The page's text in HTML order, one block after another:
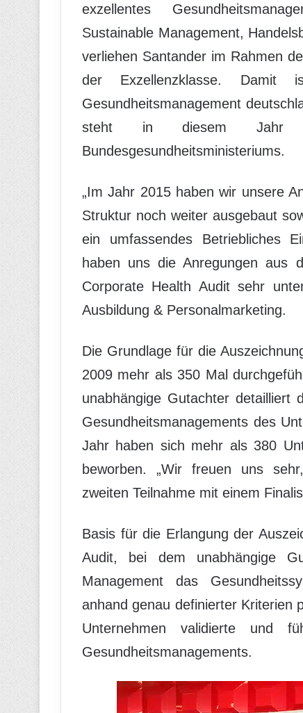
exzellentes
Sustainable Management,
verliehen Santander im Rahmen
der Exzellenzklasse.
Gesundheitsmanagement
steht in diesem Jahr
Bundesgesundheitsministeriums.
„Im Jahr 2015 haben wir unsere
Struktur noch weiter ausgebaut
ein umfassendes Betriebliches
haben uns die Anregungen aus
Corporate Health Audit sehr
Ausbildung & Personalmarketing.
Die Grundlage für die
2009 mehr als 350 Mal
unabhängige Gutachter detailliert
Gesundheitsmanagements des
Jahr haben sich mehr als 380
beworben. „Wir freuen uns
zweiten Teilnahme mit einem
Basis für die Erlangung der
Audit, bei dem unabhängige
Management das
anhand genau definierter Kriterien
Unternehmen validierte und
Gesundheitsmanagements.